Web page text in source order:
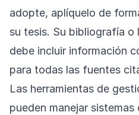
adopte, aplíquelo de
su tesis. Su bibliografía o
debe incluir información
para todas las fuentes
Las herramientas de
pueden manejar